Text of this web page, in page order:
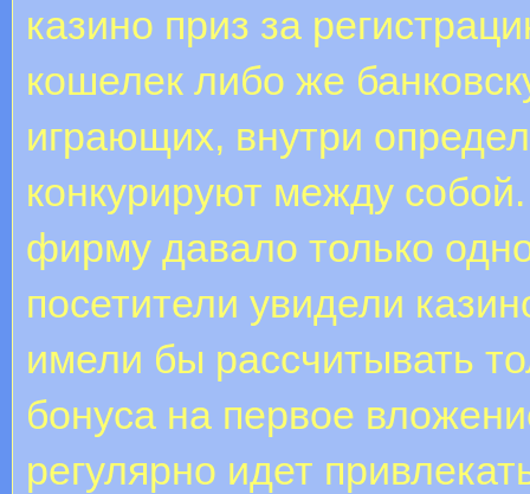
казино приз за
кошелек либо же
играющих, внутри
конкурируют между
фирму давало только
посетители увидели
имели бы рассчитывать
бонуса на первое
регулярно идет